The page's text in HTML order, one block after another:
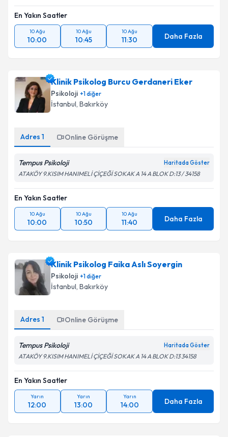
En Yakın Saatler
10 Ağu
10:00
10 Ağu
10:45
10 Ağu
11:30 Daha Fazla
Klinik Psikolog Burcu Gerdaneri Eker
Psikoloji +1diğer
İstanbul, Bakırköy
Adres 1 Online Görüşme
Tempus Psikoloji Haritada Göster
ATAKÖY 9.KISIM HANIMELİ ÇİÇEĞİ SOKAK A 14 A BLOK D:13 / 34158
En Yakın Saatler
10 Ağu
10:00
10 Ağu
10:50
10 Ağu
11:40 Daha Fazla
Klinik Psikolog Faika Aslı Soyergin
Psikoloji +1diğer
İstanbul, Bakırköy
Adres 1 Online Görüşme
Tempus Psikoloji Haritada Göster
ATAKÖY 9.KISIM HANIMELİ ÇİÇEĞİ SOKAK A 14 A BLOK D:13 34158
En Yakın Saatler
Yarın
12:00
Yarın
13:00
Yarın
14:00 Daha Fazla